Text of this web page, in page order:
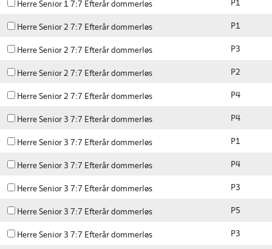
Herre Senior 1 7:7 Efterår dommerløs P1
Herre Senior 2 7:7 Efterår dommerløs P1
Herre Senior 2 7:7 Efterår dommerløs P3
Herre Senior 2 7:7 Efterår dommerløs P2
Herre Senior 2 7:7 Efterår dommerløs P4
Herre Senior 3 7:7 Efterår dommerløs P4
Herre Senior 3 7:7 Efterår dommerløs P1
Herre Senior 3 7:7 Efterår dommerløs P4
Herre Senior 3 7:7 Efterår dommerløs P3
Herre Senior 3 7:7 Efterår dommerløs P5
Herre Senior 3 7:7 Efterår dommerløs P3